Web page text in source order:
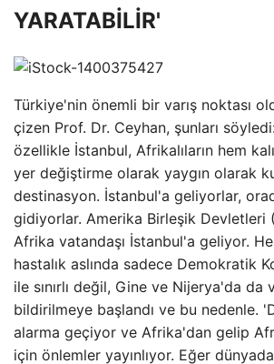
YARATABİLİR'
Türkiye'nin önemli bir varış noktası
çizen Prof. Dr. Ceyhan, şunları
özellikle İstanbul, Afrikalıların hem
yer değiştirme olarak yaygın olarak
destinasyon. İstanbul'a geliyorlar,
gidiyorlar. Amerika Birleşik Devletleri
Afrika vatandaşı İstanbul'a geliyor.
hastalık aslında sadece Demokratik
ile sınırlı değil, Gine ve Nijerya'da da
bildirilmeye başlandı ve bu nedenle.
alarma geçiyor ve Afrika'dan gelip
için önlemler yayınlıyor. Eğer